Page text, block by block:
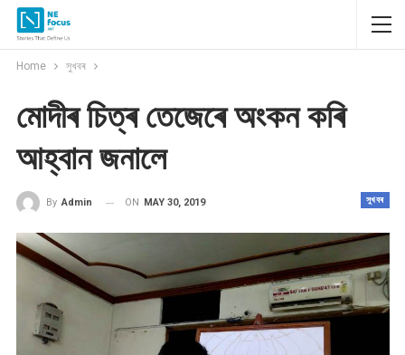
Home সুখবৰ
মোদীৰ চিত্ৰ তেজেৰে অংকন কৰি
আহ্বান জনালে
সুখবৰ
By Admin ON MAY 30, 2019